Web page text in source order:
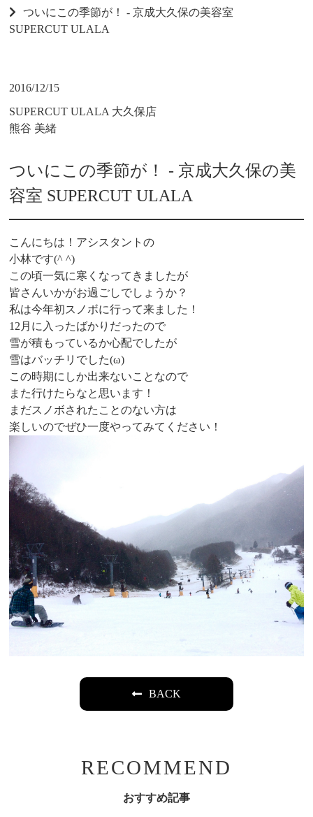
ついにこの季節が！ - 京成大久保の美容室
SUPERCUT ULALA
2016/12/15
SUPERCUT ULALA 大久保店
熊谷 美緒
ついにこの季節が！ - 京成大久保の美
容室 SUPERCUT ULALA
こんにちは！アシスタントの
小林です(^ ^)
この頃一気に寒くなってきましたが
皆さんいかがお過ごしでしょうか？
私は今年初スノボに行って来ました！
12月に入ったばかりだったので
雪が積もっているか心配でしたが
雪はバッチリでした(ω)
この時期にしか出来ないことなので
また行けたらなと思います！
まだスノボされたことのない方は
楽しいのでぜひ一度やってみてください！
BACK
RECOMMEND
おすすめ記事